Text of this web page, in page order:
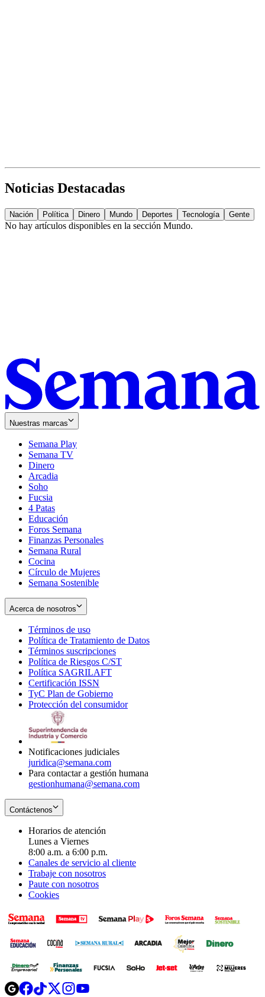
Noticias Destacadas
Nación Política Dinero Mundo Deportes Tecnología Gente
No hay artículos disponibles en la sección Mundo.
Nuestras marcas
Semana Play
Semana TV
Dinero
Arcadia
Soho
in
new
window
Fucsia
in
new
window
4 Patas
Educación
Foros Semana
Finanzas Personales
Semana Rural
Cocina
Círculo de Mujeres
Semana Sostenible
Acerca de nosotros
Términos de uso
in
new
window
Política de Tratamiento de Datos
Términos suscripciones
in
Política de Riesgos C/ST
Política SAGRILAFT
new
window
Certificación ISSN
in
new
TyC Plan de Gobierno
in
Protección del consumidorOpens
Notificaciones judiciales
juridica@semana.com
Para contactar a gestión humana
gestionhumana@semana.com
Contáctenos
Horarios de atención
Lunes a Viernes
8:00 a.m. a 6:00 p.m.
Canales de servicio al cliente
Trabaje con nosotros
Paute con nosotros
Cookies
OpensOpensOpensOpens